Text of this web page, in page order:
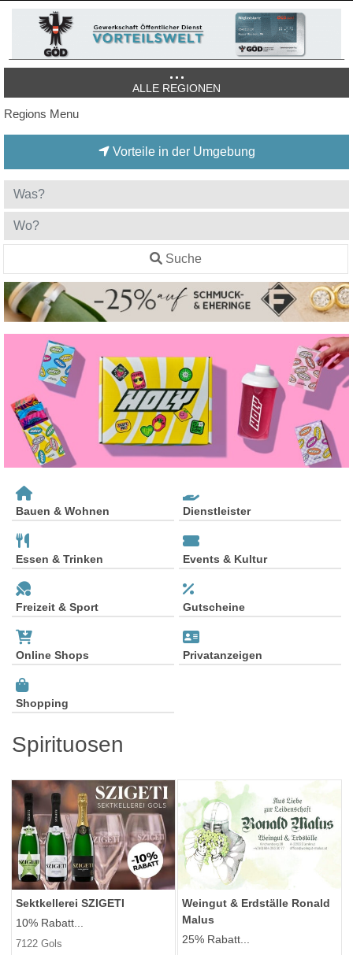
ALLE REGIONEN
Regions Menu
Vorteile in der Umgebung
Suche
Bauen & Wohnen Dienstleister
Essen & Trinken Events & Kultur
Freizeit & Sport Gutscheine
Online Shops Privatanzeigen
Shopping
Spirituosen
Sektkellerei SZIGETI
10% Rabatt...
7122 Gols
Weingut & Erdställe Ronald
Malus
25% Rabatt...